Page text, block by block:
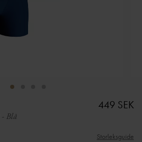
- Blå
449 SEK
Storleksguide